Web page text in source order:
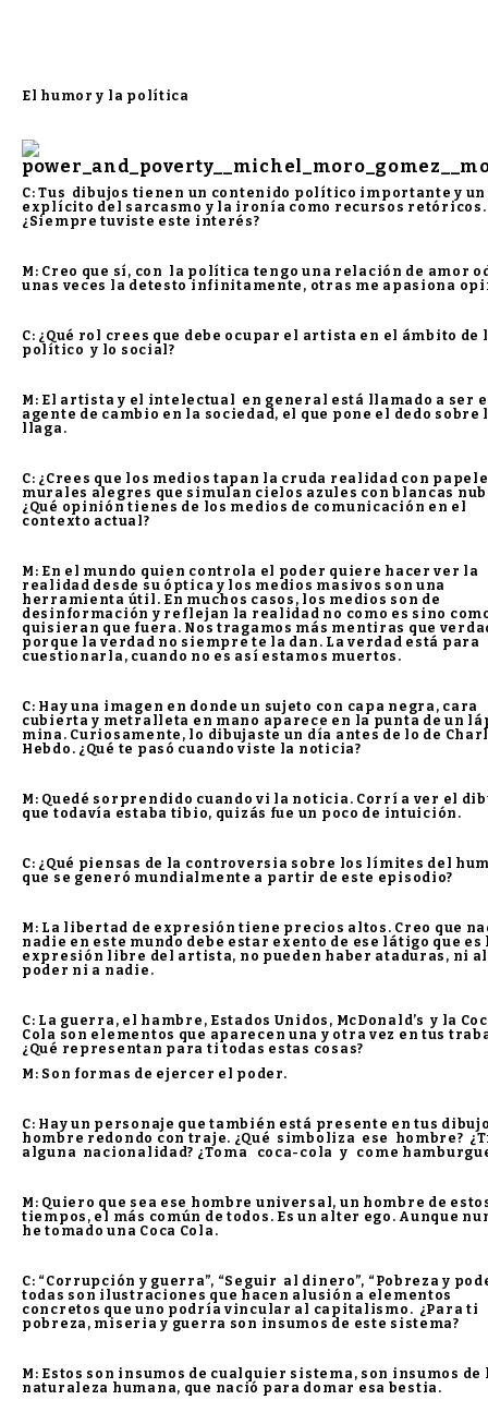
El humor y la política
C: Tus dibujos tienen un contenido político importante y un
explícito del sarcasmo y la ironía como recursos retóricos.
¿Siempre tuviste este interés?
M: Creo que sí, con la política tengo una relación de amor
unas veces la detesto infinitamente, otras me apasiona
C: ¿Qué rol crees que debe ocupar el artista en el ámbito de
político y lo social?
M: El artista y el intelectual en general está llamado a ser
agente de cambio en la sociedad, el que pone el dedo sobre
llaga.
C: ¿Crees que los medios tapan la cruda realidad con
murales alegres que simulan cielos azules con blancas
¿Qué opinión tienes de los medios de comunicación en el
contexto actual?
M: En el mundo quien controla el poder quiere hacer ver la
realidad desde su óptica y los medios masivos son una
herramienta útil. En muchos casos, los medios son de
desinformación y reflejan la realidad no como es sino
quisieran que fuera. Nos tragamos más mentiras que
porque la verdad no siempre te la dan. La verdad está para
cuestionarla, cuando no es así estamos muertos.
C: Hay una imagen en donde un sujeto con capa negra, cara
cubierta y metralleta en mano aparece en la punta de un
mina. Curiosamente, lo dibujaste un día antes de lo de
Hebdo. ¿Qué te pasó cuando viste la noticia?
M: Quedé sorprendido cuando vi la noticia. Corrí a ver el
que todavía estaba tibio, quizás fue un poco de intuición.
C: ¿Qué piensas de la controversia sobre los límites del
que se generó mundialmente a partir de este episodio?
M: La libertad de expresión tiene precios altos. Creo que
nadie en este mundo debe estar exento de ese látigo que es
expresión libre del artista, no pueden haber ataduras, ni al
poder ni a nadie.
C: La guerra, el hambre, Estados Unidos, McDonald’s y la
Cola son elementos que aparecen una y otra vez en tus
¿Qué representan para ti todas estas cosas?
M: Son formas de ejercer el poder.
C: Hay un personaje que también está presente en tus
hombre redondo con traje. ¿Qué simboliza ese hombre?
alguna nacionalidad? ¿Toma coca-cola y come
M: Quiero que sea ese hombre universal, un hombre de
tiempos, el más común de todos. Es un alter ego. Aunque
he tomado una Coca Cola.
C: “Corrupción y guerra”, “Seguir al dinero”, “Pobreza y
todas son ilustraciones que hacen alusión a elementos
concretos que uno podría vincular al capitalismo. ¿Para ti
pobreza, miseria y guerra son insumos de este sistema?
M: Estos son insumos de cualquier sistema, son insumos de
naturaleza humana, que nació para domar esa bestia.